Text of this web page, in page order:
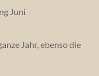
Juni
Jahr, ebenso die